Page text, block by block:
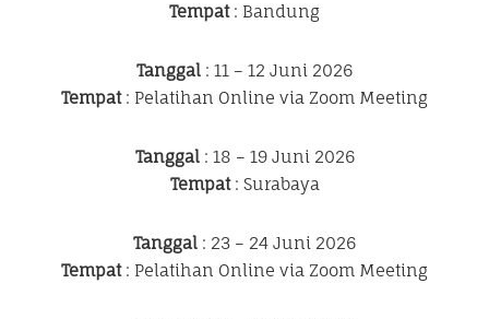
Tempat: Bandung
Tanggal : 11 – 12 Juni 2026
Tempat: Pelatihan Online via Zoom Meeting
Tanggal: 18 – 19 Juni 2026
Tempat: Surabaya
Tanggal : 23 – 24 Juni 2026
Tempat: Pelatihan Online via Zoom Meeting